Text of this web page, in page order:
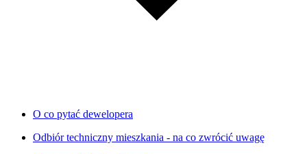
O co pytać dewelopera
Odbiór techniczny mieszkania - na co zwrócić uwagę